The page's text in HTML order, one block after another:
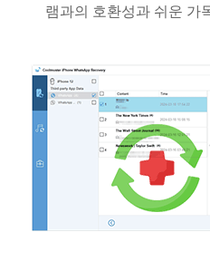
램과의 호환성과 쉬운 가